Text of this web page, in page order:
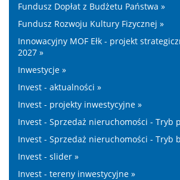
Fundusz Dopłat z Budżetu Państwa »
Fundusz Rozwoju Kultury Fizycznej »
Innowacyjny MOF Ełk - projekt
2027 »
Inwestycje »
Invest - aktualności »
Invest - projekty inwestycyjne »
Invest - Sprzedaż nieruchomości - Tryb
Invest - Sprzedaż nieruchomości - Tryb
Invest - slider »
Invest - tereny inwestycyjne »